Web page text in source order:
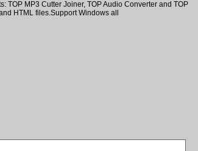
TOP MP3 Cutter Joiner, TOP Audio Converter and TOP
HTML files.Support Windows all